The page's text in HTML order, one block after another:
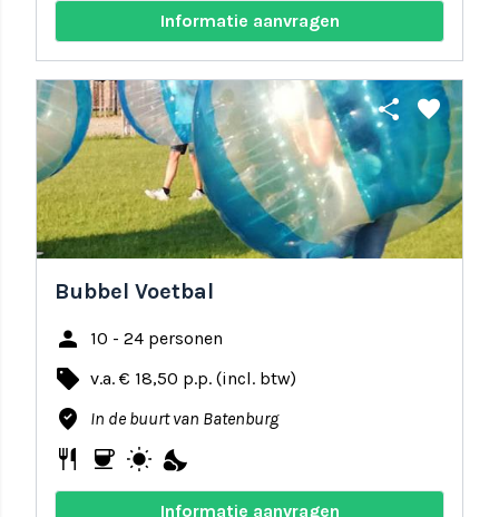
Informatie aanvragen
share favorite
Bubbel Voetbal
person 10 - 24 personen
local_offer v.a. € 18,50 p.p. (incl. btw)
where_to_vote In de buurt van Batenburg
restaurant coffee wb_sunny nights_stay
Informatie aanvragen